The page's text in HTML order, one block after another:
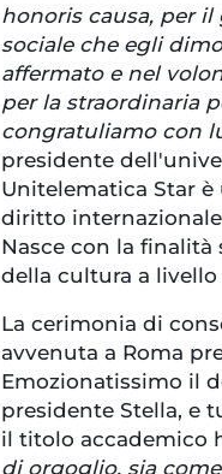
honoris causa, per
sociale che egli
affermato e nel
per la straordinaria
congratuliamo con
presidente
Unitelematica Star
diritto
Nasce con la
della cultura a
La cerimonia di
avvenuta a Roma
Emozionatissimo il
presidente Stella, e
il titolo accademico
di orgoglio, sia